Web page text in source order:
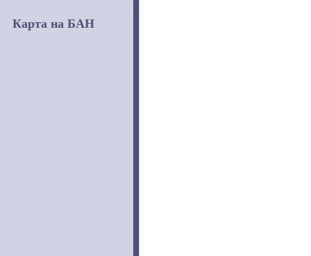
Карта на БАН